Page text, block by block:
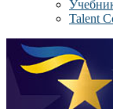
Talent